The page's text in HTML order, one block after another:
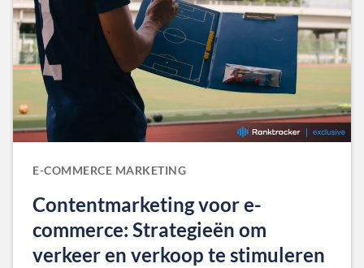
E-COMMERCE MARKETING
Contentmarketing voor e-
commerce: Strategieën om
verkeer en verkoop te stimuleren